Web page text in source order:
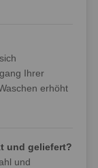
Ihrer
erhöht
und geliefert?
und